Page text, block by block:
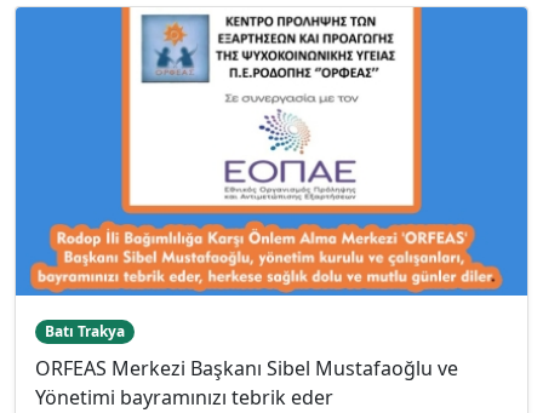
Batı Trakya
ORFEAS Merkezi Başkanı Sibel Mustafaoğlu ve
Yönetimi bayramınızı tebrik eder